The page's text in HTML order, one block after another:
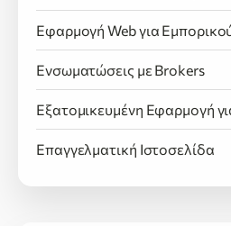
Εφαρμογή Web για
Ενσωματώσεις με Brokers
Εξατομικευμένη Εφαρμογή
Επαγγελματική Ιστοσελίδα